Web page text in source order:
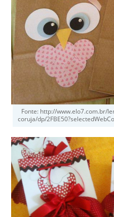
Fonte: http://www.elo7.com.br/
coruja/dp/